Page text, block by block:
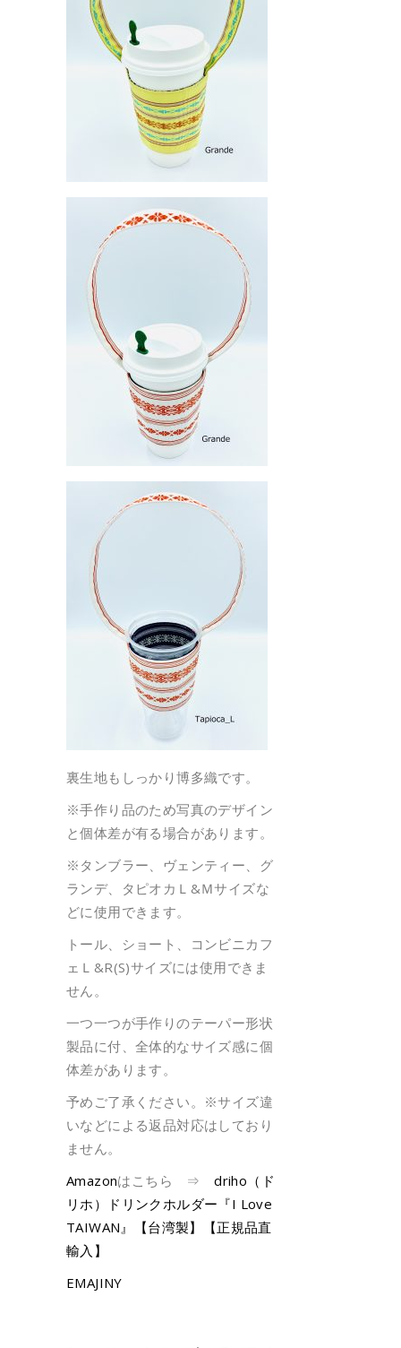
裏生地もしっかり博多織です。
※手作り品のため写真のデザイン
と個体差が有る場合があります。
※タンブラー、ヴェンティー、グ
ランデ、タピオカＬ&Ｍサイズな
どに使用できます。
トール、ショート、コンビニカフ
ェＬ&R(S)サイズには使用できま
せん。
一つ一つが手作りのテーパー形状
製品に付、全体的なサイズ感に個
体差があります。
予めご了承ください。※サイズ違
いなどによる返品対応はしており
ません。
Amazonはこちら ⇒driho（ド
リホ）ドリンクホルダー『I Love
TAIWAN』【台湾製】【正規品直
輸入】
EMAJINY